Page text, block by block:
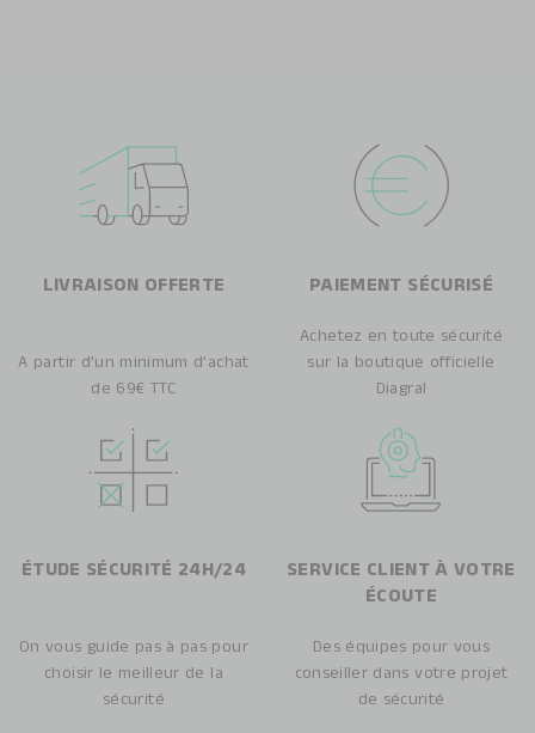
LIVRAISON OFFERTE
A partir d’un minimum d’achat
de 69€ TTC
PAIEMENT SÉCURISÉ
Achetez en toute sécurité
sur la boutique officielle
Diagral
ÉTUDE SÉCURITÉ 24H/24
On vous guide pas à pas pour
choisir le meilleur de la
sécurité
SERVICE CLIENT À VOTRE
ÉCOUTE
Des équipes pour vous
conseiller dans votre projet
de sécurité